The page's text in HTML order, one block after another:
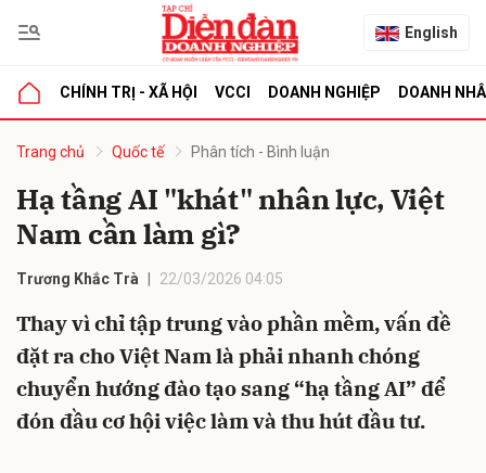
English
CHÍNH TRỊ - XÃ HỘI VCCI DOANH NGHIỆP DOANH
Trang chủ Quốc tế Phân tích - Bình luận
Hạ tầng AI "khát" nhân lực, Việt
Nam cần làm gì?
Trương Khắc Trà 22/03/2026 04:05
Thay vì chỉ tập trung vào phần mềm, vấn đề
đặt ra cho Việt Nam là phải nhanh chóng
chuyển hướng đào tạo sang “hạ tầng AI” để
đón đầu cơ hội việc làm và thu hút đầu tư.
luận
Hủy